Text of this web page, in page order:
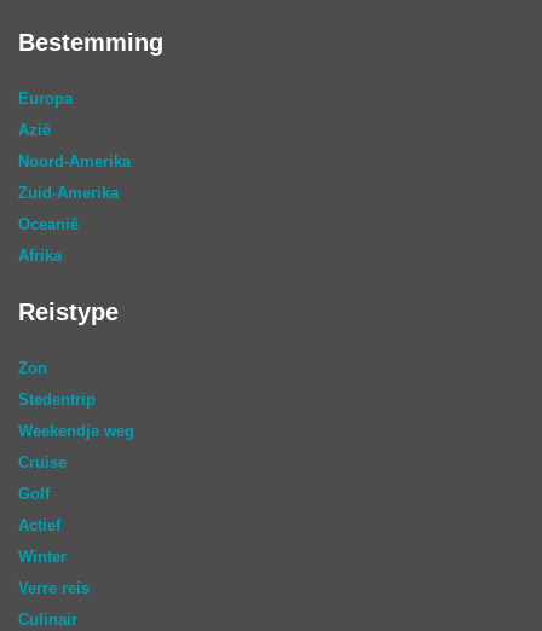
Bestemming
Europa
Azië
Noord-Amerika
Zuid-Amerika
Oceanië
Afrika
Reistype
Zon
Stedentrip
Weekendje weg
Cruise
Golf
Actief
Winter
Verre reis
Culinair